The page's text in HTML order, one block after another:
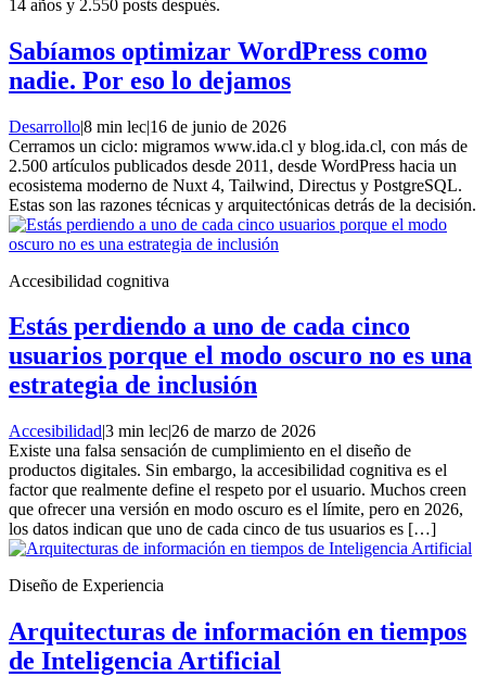
14 años y 2.550 posts después.
Sabíamos optimizar WordPress como
nadie. Por eso lo dejamos
Desarrollo|8 min lec|16 de junio de 2026
Cerramos un ciclo: migramos www.ida.cl y blog.ida.cl, con más de
2.500 artículos publicados desde 2011, desde WordPress hacia un
ecosistema moderno de Nuxt 4, Tailwind, Directus y PostgreSQL.
Estas son las razones técnicas y arquitectónicas detrás de la decisión.
Accesibilidad cognitiva
Estás perdiendo a uno de cada cinco
usuarios porque el modo oscuro no es una
estrategia de inclusión
Accesibilidad|3 min lec|26 de marzo de 2026
Existe una falsa sensación de cumplimiento en el diseño de
productos digitales. Sin embargo, la accesibilidad cognitiva es el
factor que realmente define el respeto por el usuario. Muchos creen
que ofrecer una versión en modo oscuro es el límite, pero en 2026,
los datos indican que uno de cada cinco de tus usuarios es […]
Diseño de Experiencia
Arquitecturas de información en tiempos
de Inteligencia Artificial